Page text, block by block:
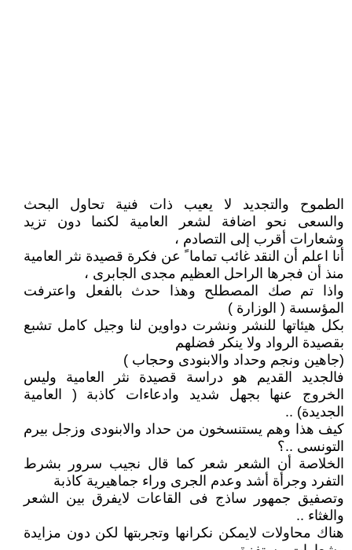
الطموح والتجديد لا يعيب ذات فنية تحاول البحث
والسعى نحو اضافة لشعر العامية لكنما دون تزيد
وشعارات أقرب إلى التصادم ،
أنا اعلم أن النقد غائب تماما ً عن فكرة قصيدة نثر العامية
منذ أن فجرها الراحل العظيم مجدى الجابرى ،
واذا تم صك المصطلح وهذا حدث بالفعل واعترفت
المؤسسة ( الوزارة )
بكل هيئاتها للنشر ونشرت دواوين لنا وجيل كامل تشبع
بقصيدة الرواد ولا ينكر فضلهم
(جاهين ونجم وحداد والابنودى وحجاب )
فالجديد القديم هو دراسة قصيدة نثر العامية وليس
الخروج عنها بجهل شديد وادعاءات كاذبة ( العامية
الجديدة) ..
كيف هذا وهم يستنسخون من حداد والابنودى وزجل بيرم
التونسى ..؟
الخلاصة أن الشعر شعر كما قال نجيب سرور بشرط
التفرد وجرأة أشد وعدم الجرى وراء جماهيرية كاذبة
وتصفيق جمهور ساذج فى القاعات لايفرق بين الشعر
والغثاء ..
هناك محاولات لايمكن نكرانها وتجربتها لكن دون مزايدة